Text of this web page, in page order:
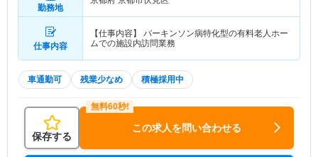
勤務地
仕事内容
【仕事内容】 パーキンソン病特化型の有料老人ホー
ムでの施設内訪問業務
車通勤可 残業少なめ 積極採用中
保存する
この求人を問い合わせる